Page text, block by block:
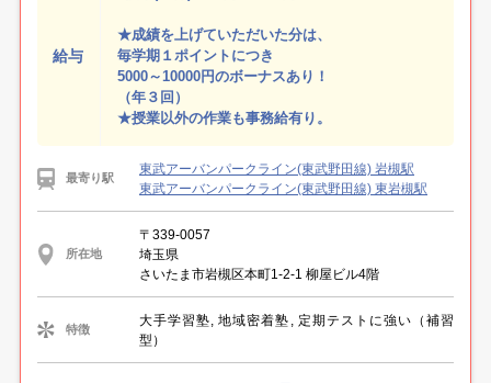
給与
★成績を上げていただいた分は、
毎学期１ポイントにつき
5000～10000円のボーナスあり！
（年３回）
★授業以外の作業も事務給有り。
最寄り駅
東武アーバンパークライン(東武野田線) 岩槻駅
東武アーバンパークライン(東武野田線) 東岩槻駅
所在地
〒339-0057
埼玉県
さいたま市岩槻区本町1-2-1 柳屋ビル4階
特徴
大手学習塾, 地域密着塾, 定期テストに強い（補習
型）